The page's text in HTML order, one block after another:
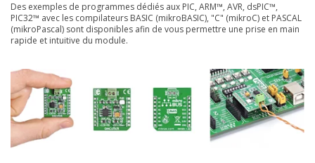
Des exemples de programmes dédiés aux PIC, ARM™, AVR, dsPIC™,
PIC32™ avec les compilateurs BASIC (mikroBASIC), "C" (mikroC) et PASCAL
(mikroPascal) sont disponibles afin de vous permettre une prise en main
rapide et intuitive du module.